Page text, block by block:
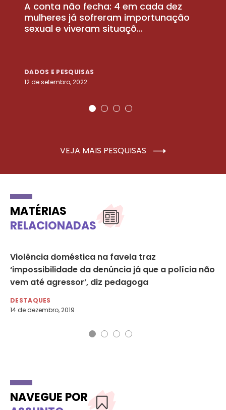
A conta não fecha: 4 em cada dez
mulheres já sofreram importunação
sexual e viveram situaçõ...
DADOS E PESQUISAS
12 de setembro, 2022
VEJA MAIS PESQUISAS
MATÉRIAS
RELACIONADAS
Violência doméstica na favela traz
‘impossibilidade da denúncia já que a polícia não
vem até agressor’, diz pedagoga
DESTAQUES
14 de dezembro, 2019
NAVEGUE POR